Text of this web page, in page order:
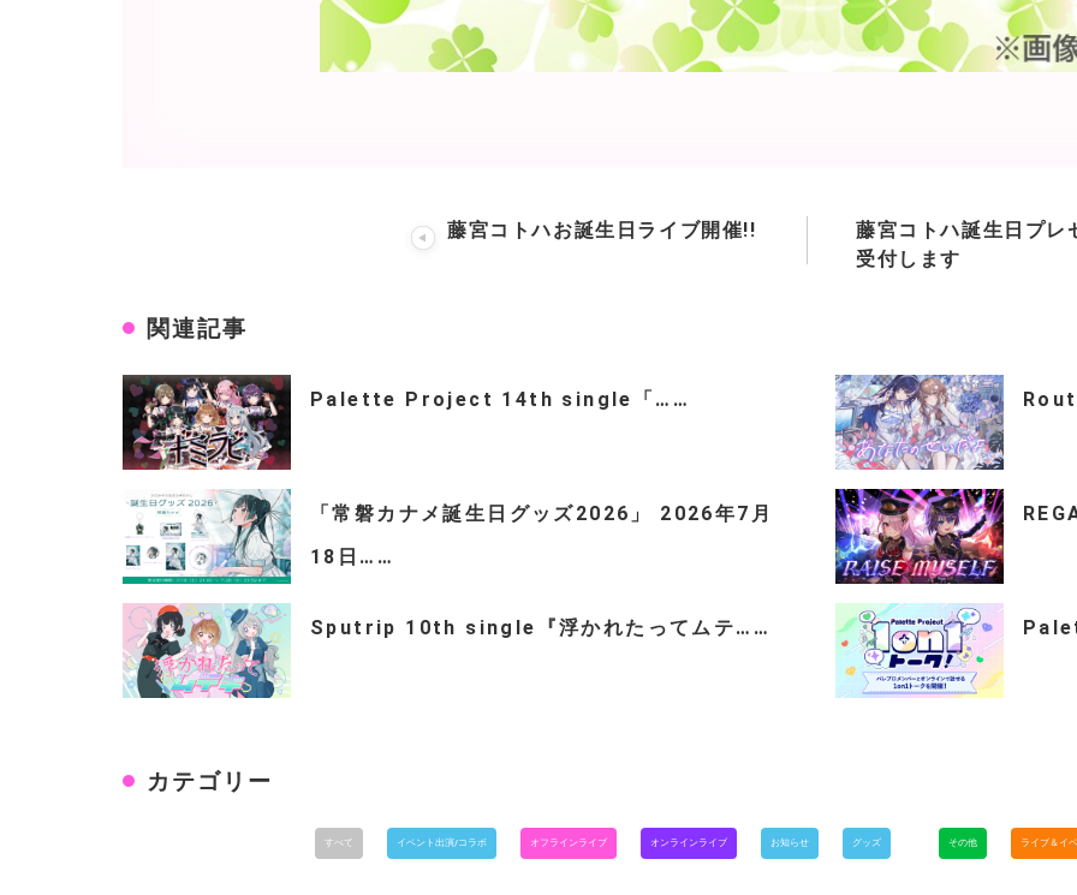
藤宮コトハお誕生日ライブ開催!!
藤宮コトハ誕生日プレ
受付します
関連記事
Palette Project 14th single「……
「常磐カナメ誕生日グッズ2026」 2026年7月
18日……
Sputrip 10th single『浮かれたってムテ……
カテゴリー
すべて イベント出演/コラボ オフラインライブ オンラインライブ お知らせ グッズ その他 ライブ＆イ